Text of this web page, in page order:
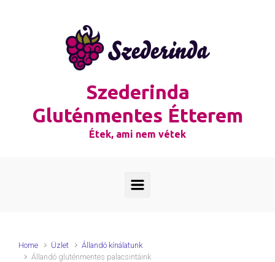
Szederinda
Gluténmentes Étterem
Étek, ami nem vétek
Home Üzlet
Állandó kínálatunk
Állandó gluténmentes palacsintáink